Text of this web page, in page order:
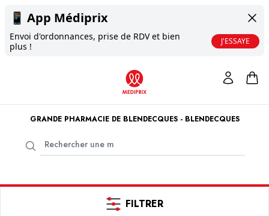
📱 App Médiprix
Envoi d'ordonnances, prise de RDV et bien
plus !
J'ESSAYE
GRANDE PHARMACIE DE BLENDECQUES - BLENDECQUES
FILTRER